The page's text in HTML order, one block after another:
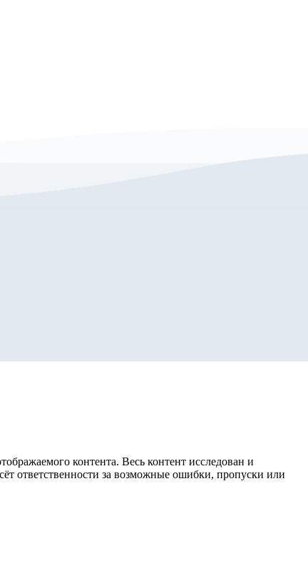
контента. Весь контент исследован и
ответственности за возможные ошибки, пропуски или